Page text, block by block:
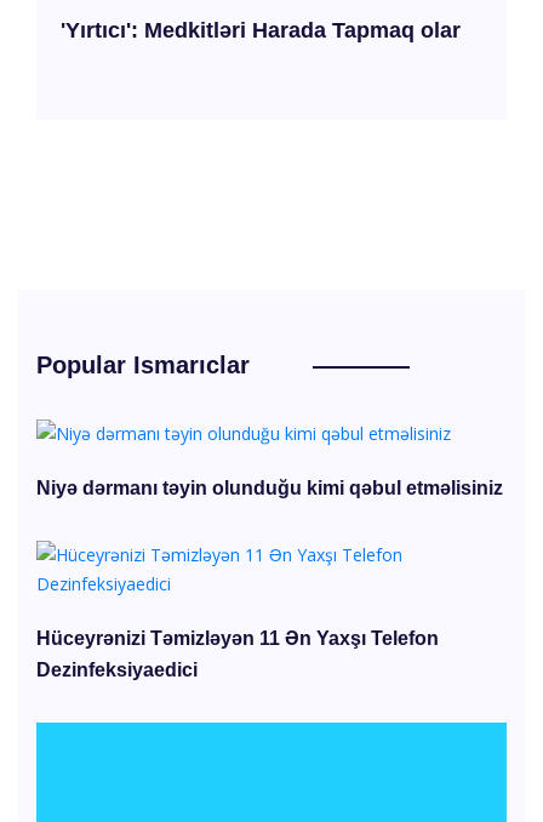
'Yırtıcı': Medkitləri Harada Tapmaq olar
Popular Ismarıclar
Niyə dərmanı təyin olunduğu kimi qəbul etməlisiniz
Hüceyrənizi Təmizləyən 11 Ən Yaxşı Telefon
Dezinfeksiyaedici